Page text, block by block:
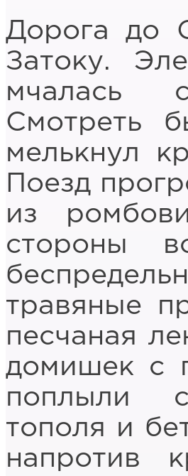
Дорога до
Затоку.
мчалась
Смотреть
мелькнул
Поезд
из
стороны
травяные
песчаная
домишек с
поплыли
тополя и
напротив